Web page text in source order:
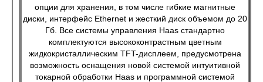
опции для хранения, в том числе гибкие магнитные
диски, интерфейс Ethernet и жесткий диск объемом до 20
Гб. Все системы управления Haas стандартно
комплектуются высококонтрастным цветным
жидкокристаллическим TFT-дисплеем, предусмотрена
возможность оснащения новой системой интуитивной
токарной обработки Haas и программной системой